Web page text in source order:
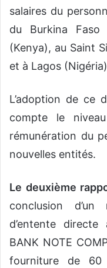
salaires du
du Burkina
(Kenya), au Saint
et à Lagos
L’adoption de ce
compte le
rémunération du
nouvelles entités.
Le deuxième
conclusion
d’entente directe
BANK NOTE
fourniture de 60